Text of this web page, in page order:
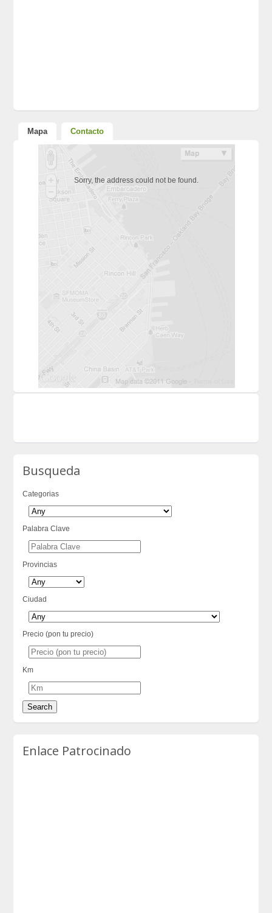
Mapa Contacto
Sorry, the address could not be found.
Busqueda
Categorias
Palabra Clave
Provincias
Ciudad
Precio (pon tu precio)
Km
Enlace Patrocinado